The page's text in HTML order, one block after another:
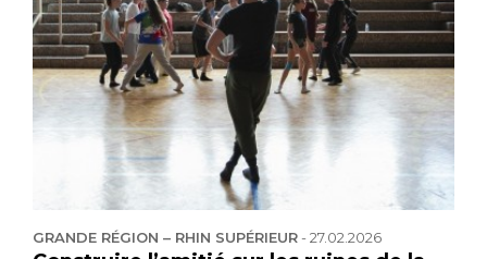
GRANDE RÉGION – RHIN SUPÉRIEUR-27.02.2026